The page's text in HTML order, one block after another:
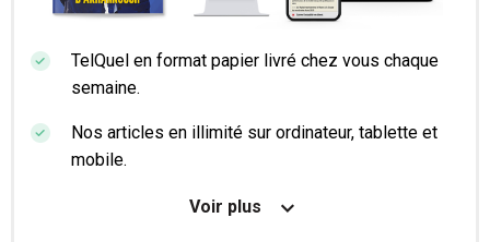
TelQuel en format papier livré chez vous chaque
semaine.
Nos articles en illimité sur ordinateur, tablette et
mobile.
Le magazine TelQuel en numérique avant la sortie
Voir plus